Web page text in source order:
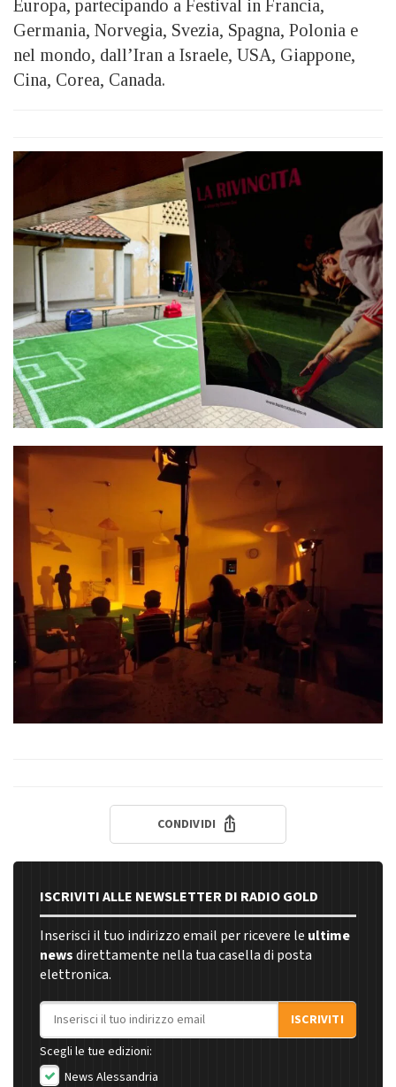
Europa, partecipando a Festival in Francia,
Germania, Norvegia, Svezia, Spagna, Polonia e
nel mondo, dall’Iran a Israele, USA, Giappone,
Cina, Corea, Canada.
CONDIVIDI
ISCRIVITI ALLE NEWSLETTER DI RADIO GOLD
Inserisci il tuo indirizzo email per ricevere le ultime
newsdirettamente nella tua casella di posta
elettronica.
Indirizzo email
ISCRIVITI
Scegli le tue edizioni:
News Alessandria